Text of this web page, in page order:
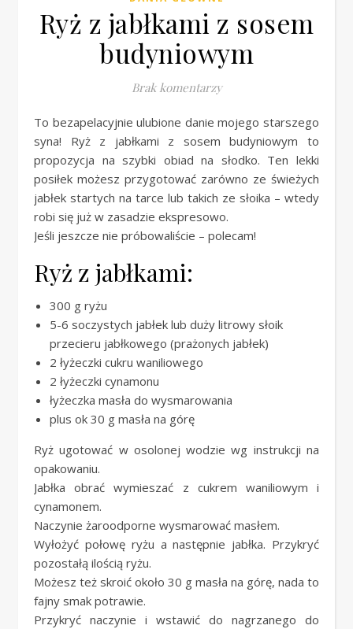
Ryż z jabłkami z sosem
budyniowym
Brak komentarzy
To bezapelacyjnie ulubione danie mojego starszego
syna! Ryż z jabłkami z sosem budyniowym to
propozycja na szybki obiad na słodko. Ten lekki
posiłek możesz przygotować zarówno ze świeżych
jabłek startych na tarce lub takich ze słoika – wtedy
robi się już w zasadzie ekspresowo.
Jeśli jeszcze nie próbowaliście – polecam!
Ryż z jabłkami:
300 g ryżu
5-6 soczystych jabłek lub duży litrowy słoik
przecieru jabłkowego (prażonych jabłek)
2 łyżeczki cukru waniliowego
2 łyżeczki cynamonu
łyżeczka masła do wysmarowania
plus ok 30 g masła na górę
Ryż ugotować w osolonej wodzie wg instrukcji na
opakowaniu.
Jabłka obrać wymieszać z cukrem waniliowym i
cynamonem.
Naczynie żaroodporne wysmarować masłem.
Wyłożyć połowę ryżu a następnie jabłka. Przykryć
pozostałą ilością ryżu.
Możesz też skroić około 30 g masła na górę, nada to
fajny smak potrawie.
Przykryć naczynie i wstawić do nagrzanego do